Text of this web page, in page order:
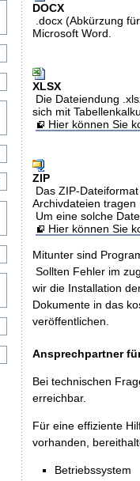
DOCX
.docx (Abkürzung
Microsoft Word.
XLSX
Die Dateiendung
sich mit
Hier können Sie
ZIP
Das ZIP-
Archivdateien
Um eine solche
Hier können Sie
Mitunter sind
Sollten Fehler im
wir die Installation
Dokumente in das
veröffentlichen.
Ansprechpartner
Bei technischen
erreichbar.
Für eine effiziente
vorhanden,
Betriebssystem